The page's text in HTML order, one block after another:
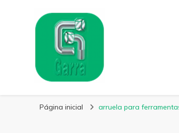
Garra
Página inicial arruela para